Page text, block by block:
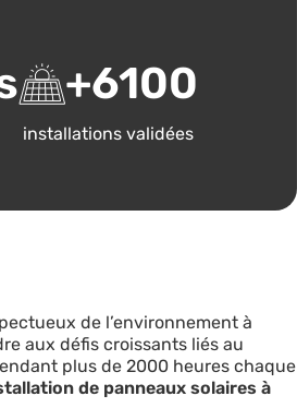
+6100
installations validées
de l’environnement à
aux défis croissants liés au
plus de 2000 heures chaque
de panneaux solaires à